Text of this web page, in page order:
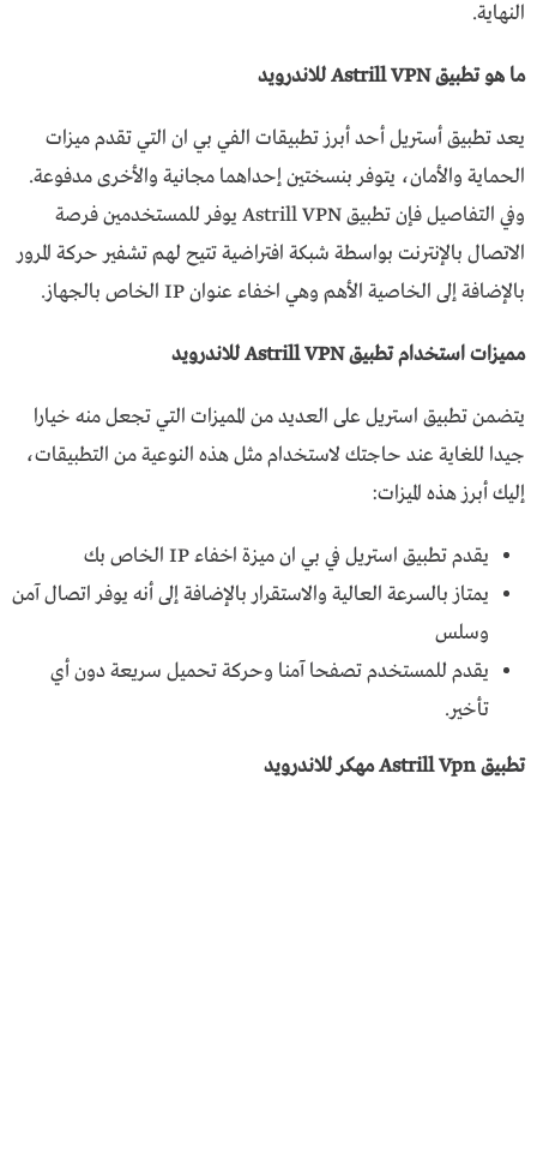
النهاية.
ما هو تطبيق Astrill VPN للاندرويد
يعد تطبيق أستريل أحد أبرز تطبيقات الفي بي ان التي تقدم ميزات
الحماية والأمان، يتوفر بنسختين إحداهما مجانية والأخرى مدفوعة.
وفي التفاصيل فإن تطبيق Astrill VPN يوفر للمستخدمين فرصة
الاتصال بالإنترنت بواسطة شبكة افتراضية تتيح لهم تشفير حركة المرور
بالإضافة إلى الخاصية الأهم وهي اخفاء عنوان IP الخاص بالجهاز.
مميزات استخدام تطبيق Astrill VPN للاندرويد
يتضمن تطبيق استريل على العديد من المميزات التي تجعل منه خيارا
جيدا للغاية عند حاجتك لاستخدام مثل هذه النوعية من التطبيقات،
إليك أبرز هذه الميزات:
يقدم تطبيق استريل في بي ان ميزة اخفاء IP الخاص بك
يمتاز بالسرعة العالية والاستقرار بالإضافة إلى أنه يوفر اتصال آمن
وسلس
يقدم للمستخدم تصفحا آمنا وحركة تحميل سريعة دون أي
تأخير.
تطبيق Astrill Vpn مهكر للاندرويد